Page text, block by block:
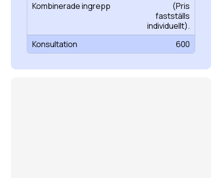
Kombinerade ingrepp
(Pris
fastställs
individuellt).
Konsultation
600